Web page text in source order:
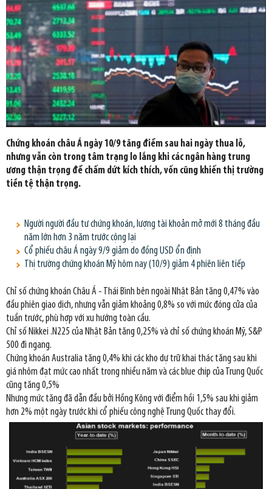
Chứng khoán châu Á ngày 10/9 tăng điểm sau hai ngày thua lỗ,
nhưng vẫn còn trong tâm trạng lo lắng khi các ngân hàng trung
ương thận trọng để chấm dứt kích thích, vốn cũng khiến thị trường
tiền tệ thận trọng.
Người người đầu tư chứng khoán, lượng tài khoản mở mới 8 tháng đầu
năm lớn hơn 3 năm trước cộng lại
Cổ phiếu châu Á ngày 9/9 giảm do đồng USD ổn định
Thị trường chứng khoán Mỹ hôm nay (10/9) giảm 4 phiên liên tiếp
Chỉ số chứng khoán Châu Á - Thái Bình bên ngoài Nhật Bản tăng 0,47% vào
đầu phiên giao dịch, nhưng vẫn giảm khoảng 0,8% so với mức đóng cửa của
tuần trước, phù hợp với xu hướng toàn cầu.
Chỉ số Nikkei .N225 của Nhật Bản tăng 0,25% và chỉ số chứng khoán Mỹ, S&P
500 đi ngang.
Chứng khoán Australia tăng 0,4% khi các kho dự trữ khai thác tăng sau khi
giá nhôm đạt mức cao nhất trong nhiều năm và các blue chip của Trung Quốc
cũng tăng 0,5%
Nhưng mức tăng đã dẫn đầu bởi Hồng Kông với điểm hồi 1,5% sau khi giảm
hơn 2% một ngày trước khi cổ phiếu công nghệ Trung Quốc thay đổi.